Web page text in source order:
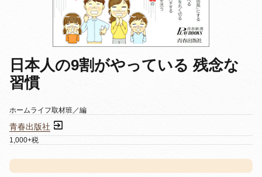
日本人の9割がやっている 残念な
習慣
ホームライフ取材班／編
青春出版社
1,000+税